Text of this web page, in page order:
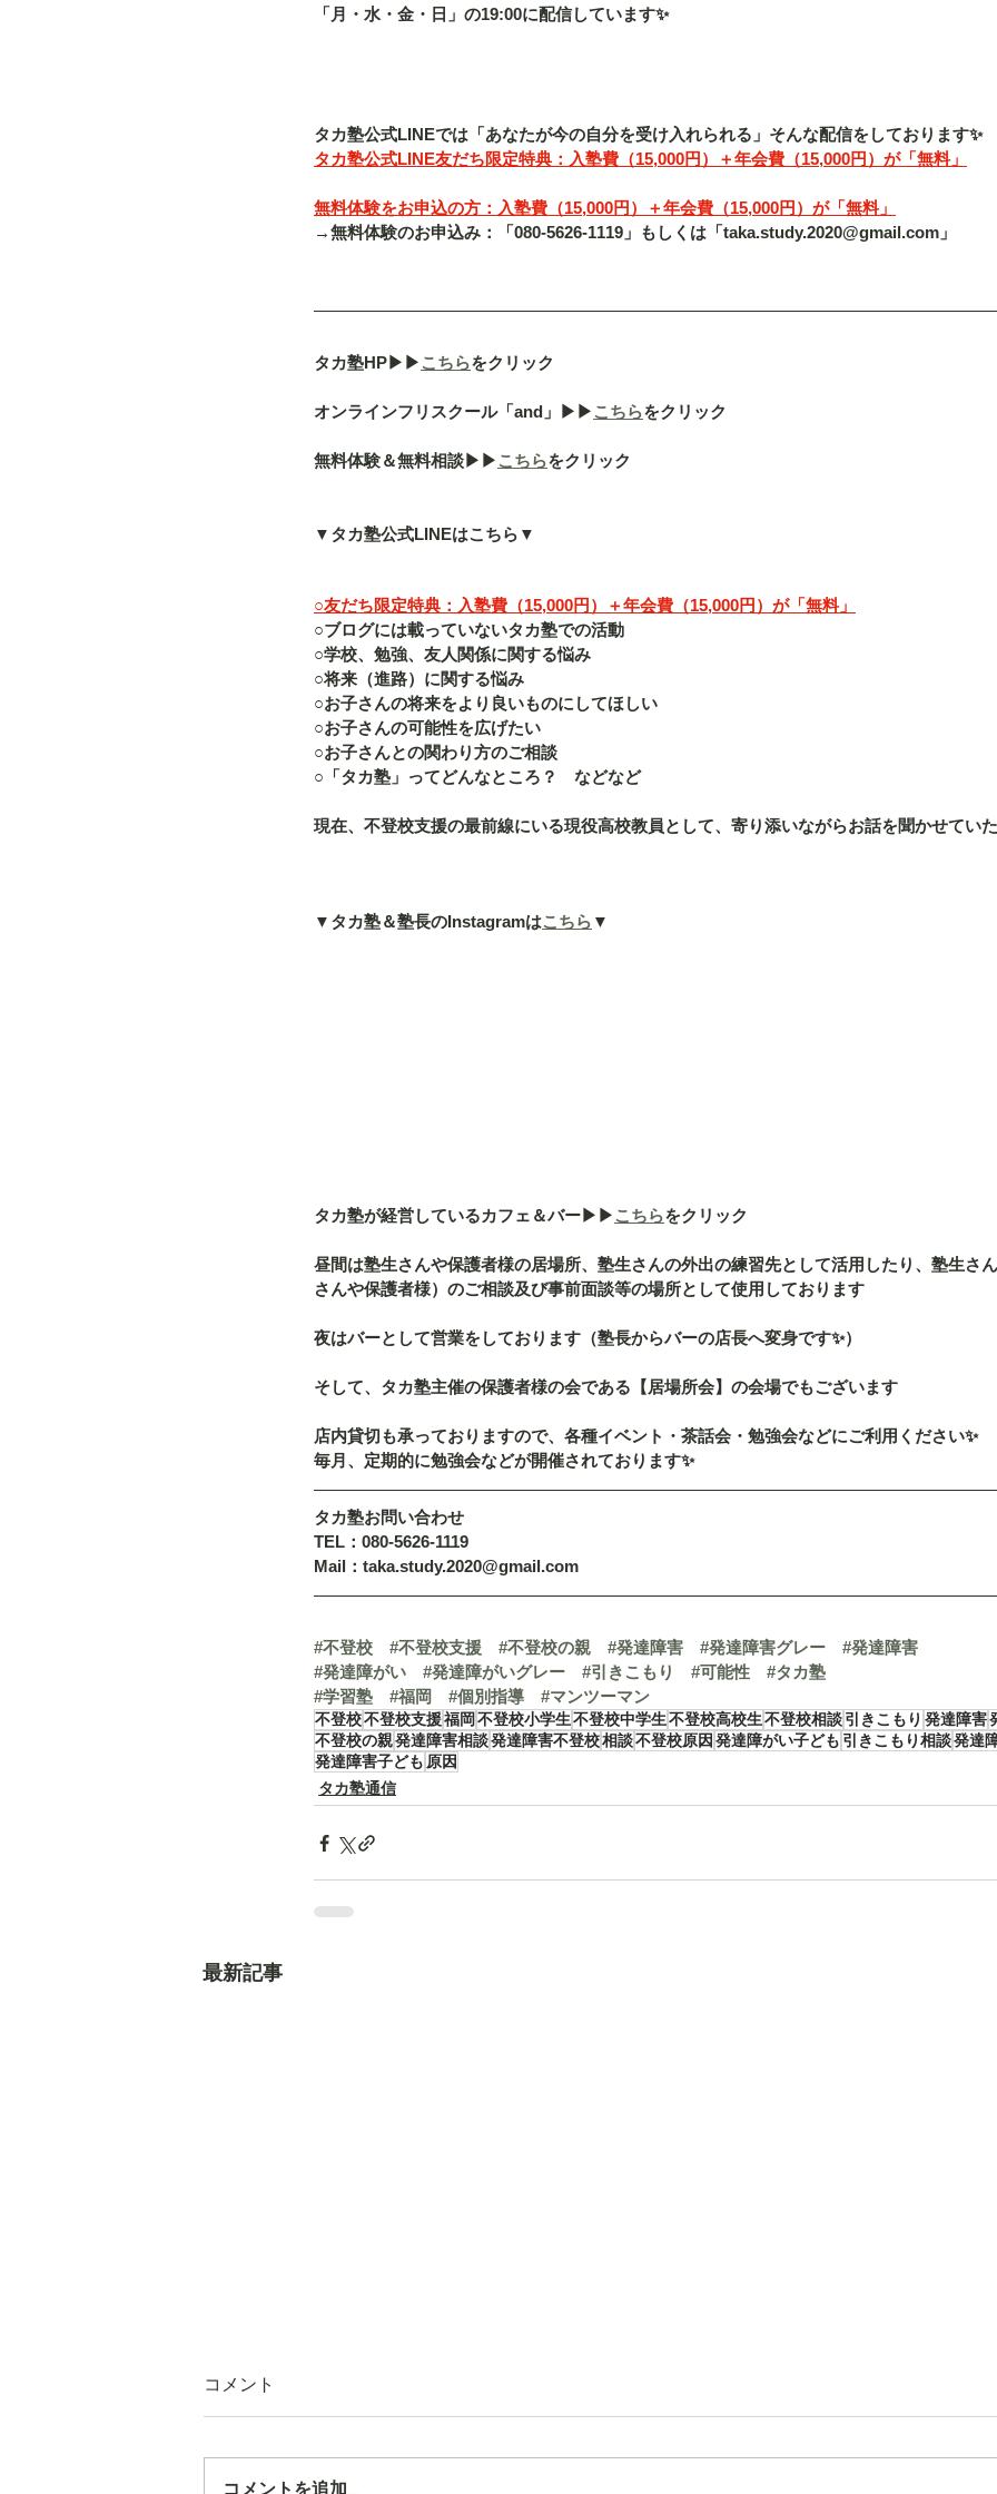
「月・水・金・日」の19:00に配信しています✨
タカ塾公式LINEでは「あなたが今の自分を受け入れられる」そんな配信をしております✨
タカ塾公式LINE友だち限定特典：入塾費（15,000円）＋年会費（15,000円）が「無料」
無料体験をお申込の方：入塾費（15,000円）＋年会費（15,000円）が「無料」
→無料体験のお申込み：「080-5626-1119」もしくは「taka.study.2020@gmail.com」
タカ塾HP▶︎▶︎こちらをクリック
オンラインフリスクール「and」▶︎▶︎こちらをクリック
無料体験＆無料相談▶︎▶︎こちらをクリック
▼タカ塾公式LINEはこちら▼
○友だち限定特典：入塾費（15,000円）＋年会費（15,000円）が「無料」
○ブログには載っていないタカ塾での活動
○学校、勉強、友人関係に関する悩み
○将来（進路）に関する悩み
○お子さんの将来をより良いものにしてほしい
○お子さんの可能性を広げたい
○お子さんとの関わり方のご相談
○「タカ塾」ってどんなところ？　などなど
現在、不登校支援の最前線にいる現役高校教員として、寄り添いながらお話を聞かせてい
▼タカ塾＆塾長のInstagramはこちら ▼
タカ塾が経営しているカフェ＆バー▶︎▶︎こちらをクリック
昼間は塾生さんや保護者様の居場所、塾生さんの外出の練習先として活用したり、塾生さ
さんや保護者様）のご相談及び事前面談等の場所として使用しております
夜はバーとして営業をしております（塾長からバーの店長へ変身です✨）
そして、タカ塾主催の保護者様の会である【居場所会】の会場でもございます
店内貸切も承っておりますので、各種イベント・茶話会・勉強会などにご利用ください✨
毎月、定期的に勉強会などが開催されております✨
タカ塾お問い合わせ
TEL：080-5626-1119
Mail：taka.study.2020@gmail.com
#不登校 #不登校支援 #不登校の親 #発達障害 #発達障害グレー
#発達障害
#発達障がい
#発達障がいグレー #引きこもり #可能性
#タカ塾
#学習塾
#福岡 #個別指導 #マンツーマン
不登校不登校支援福岡 不登校小学生不登校中学生不登校高校生不登校相談引きこもり 発達障害
不登校の親発達障害相談発達障害不登校相談不登校原因 発達障がい子ども 引きこもり相談発達
発達障害子ども 原因
タカ塾通信
最新記事
コメント
コメントを追加…